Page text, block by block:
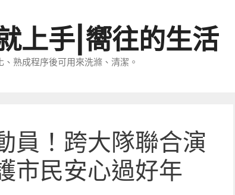
上手|嚮往的生活
熟成程序後可用來洗滌、清潔。
員！跨大隊聯合演
市民安心過好年